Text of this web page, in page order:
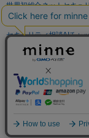
世界初総合ネットセキュ
パスワード漏洩診断
セキュリティ相談AIチャ
実在証明・盗聴対策
サイバー攻撃対策（GMO
セキュリティ事業の軌跡